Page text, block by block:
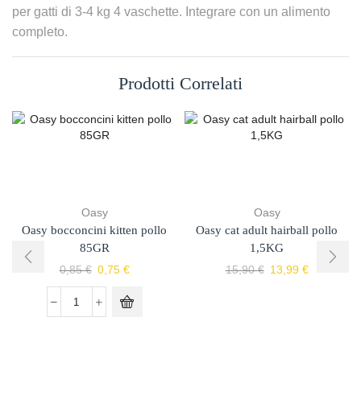
per gatti di 3-4 kg 4 vaschette. Integrare con un alimento
completo.
Prodotti Correlati
Oasy
Oasy bocconcini kitten pollo
85GR
0,85€ 0,75 €
Oasy
Oasy cat adult hairball pollo
1,5KG
15,90€ 13,99 €